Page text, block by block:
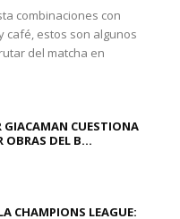
combinaciones con
café, estos son algunos
del matcha en
GIACAMAN CUESTIONA
OBRAS DEL B...
CHAMPIONS LEAGUE: